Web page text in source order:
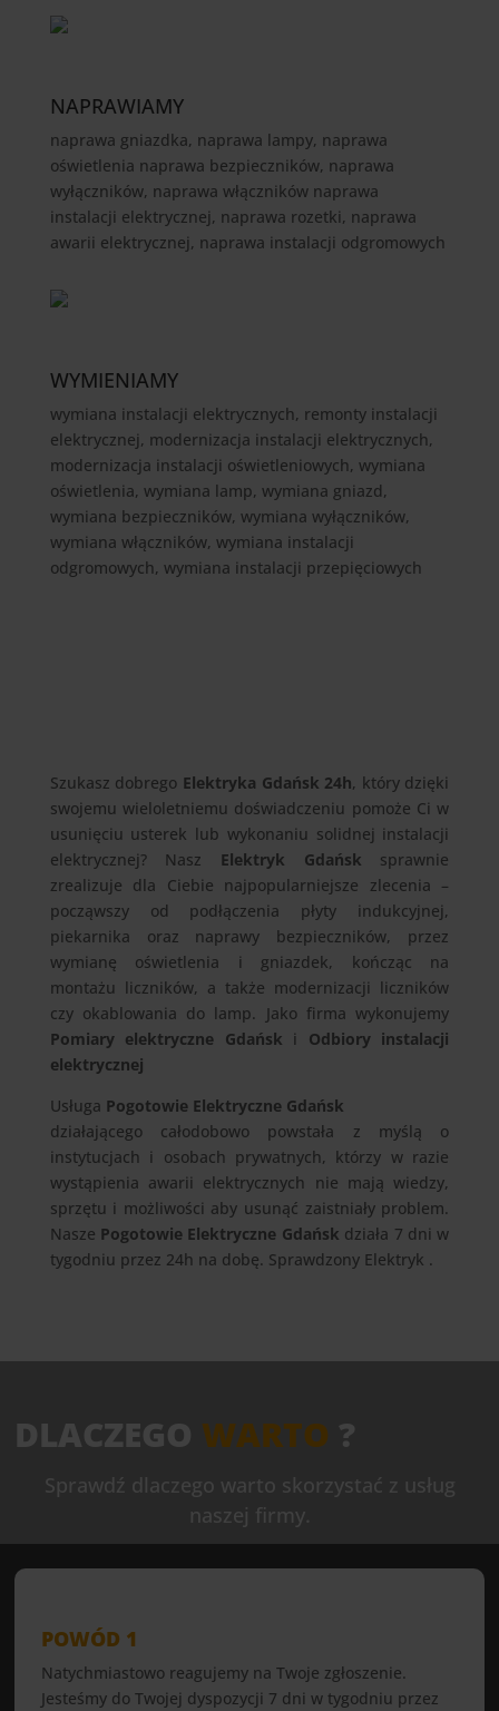
NAPRAWIAMY
naprawa gniazdka, naprawa lampy, naprawa
oświetlenia naprawa bezpieczników, naprawa
wyłączników, naprawa włączników naprawa
instalacji elektrycznej, naprawa rozetki, naprawa
awarii elektrycznej, naprawa instalacji odgromowych
WYMIENIAMY
wymiana instalacji elektrycznych, remonty instalacji
elektrycznej, modernizacja instalacji elektrycznych,
modernizacja instalacji oświetleniowych, wymiana
oświetlenia, wymiana lamp, wymiana gniazd,
wymiana bezpieczników, wymiana wyłączników,
wymiana włączników, wymiana instalacji
odgromowych, wymiana instalacji przepięciowych
Szukasz dobrego Elektryka Gdańsk 24h, który dzięki
swojemu wieloletniemu doświadczeniu pomoże Ci w
usunięciu usterek lub wykonaniu solidnej instalacji
elektrycznej? Nasz Elektryk Gdańsk sprawnie
zrealizuje dla Ciebie najpopularniejsze zlecenia –
począwszy od podłączenia płyty indukcyjnej,
piekarnika oraz naprawy bezpieczników, przez
wymianę oświetlenia i gniazdek, kończąc na
montażu liczników, a także modernizacji liczników
czy okablowania do lamp. Jako firma wykonujemy
Pomiary elektryczne Gdańsk i Odbiory instalacji
elektrycznej
Usługa Pogotowie Elektryczne Gdańsk
działającego całodobowo powstała z myślą o
instytucjach i osobach prywatnych, którzy w razie
wystąpienia awarii elektrycznych nie mają wiedzy,
sprzętu i możliwości aby usunąć zaistniały problem.
Nasze Pogotowie Elektryczne Gdańsk działa 7 dni w
tygodniu przez 24h na dobę. Sprawdzony Elektryk .
DLACZEGO WARTO ?
Sprawdź dlaczego warto skorzystać z usług
naszej firmy.
POWÓD 1
Natychmiastowo reagujemy na Twoje zgłoszenie.
Jesteśmy do Twojej dyspozycji 7 dni w tygodniu przez